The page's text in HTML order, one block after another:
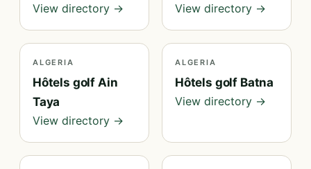
View directory →
View directory →
ALGERIA
Hôtels golf Ain
Taya
View directory →
ALGERIA
Hôtels golf Batna
View directory →